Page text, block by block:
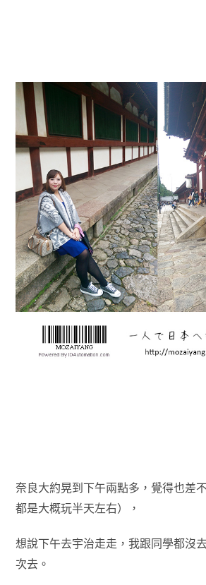
奈良大約晃到下午兩點多，覺得也差
都是大概玩半天左右），
想說下午去宇治走走，我跟同學都沒
次去。